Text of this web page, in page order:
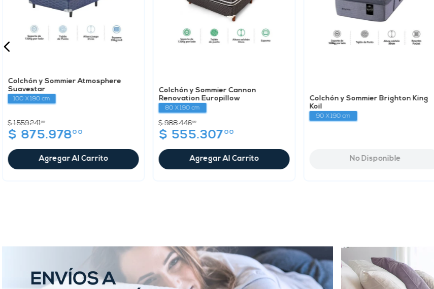
Colchón y Sommier Atmosphere
Suavestar
100 X 190 cm
$ 1.559.24100
$ 875.97800
Agregar Al Carrito
Colchón y Sommier Cannon
Renovation Europillow
80 X 190 cm
$ 988.44600
$ 555.30700
Agregar Al Carrito
Colchón y Sommier Brighton King
Koil
90 X 190 cm
No Disponible